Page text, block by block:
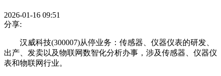
2026-01-16 09:51
分享:
汉威科技(300007)从停业务：传感器、仪器仪表的研发、
出产、发卖以及物联网数智化分析办事，涉及传感器、仪器仪
表和物联网行业。